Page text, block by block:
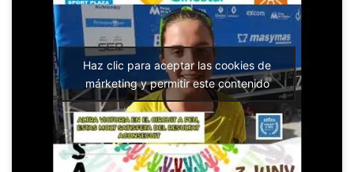
Haz clic para aceptar las cookies de
márketing y permitir este contenido